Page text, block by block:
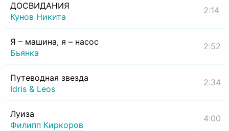
ДОСВИДАНИЯ
Кунов Никита
2:14
Я – машина, я – насос
Бьянка
2:52
Путеводная звезда
Idris & Leos
2:34
Луиза
Филипп Киркоров
4:00